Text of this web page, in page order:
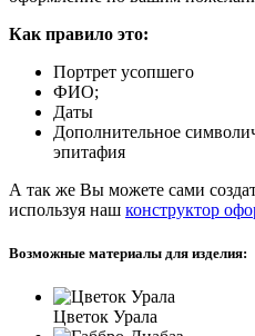
Как правило это:
Портрет усопшего
ФИО;
Даты
Дополнительное
эпитафия
А так же Вы можете сами
используя наш конструктор
Возможные материалы для изделия:
Цветок Урала